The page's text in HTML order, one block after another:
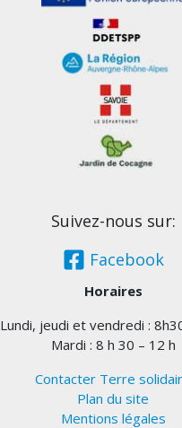
Suivez-nous sur:
Facebook
Horaires
Lundi, jeudi et vendredi :
Mardi : 8 h 30 – 12 h
Contacter Terre
Plan du site
Mentions légales